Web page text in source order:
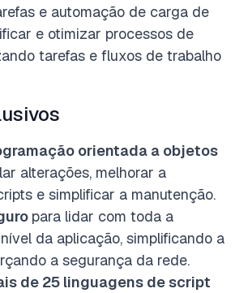
e automação de carga de
e otimizar processos de
tarefas e fluxos de trabalho
orientada a objetos
alterações, melhorar a
e simplificar a manutenção.
para lidar com toda a
da aplicação, simplificando a
a segurança da rede.
de 25 linguagens de script